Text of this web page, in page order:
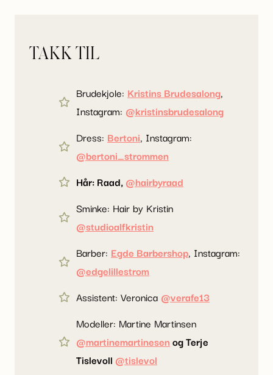
TAKK TIL
Brudekjole: Kristins Brudesalong,
Instagram: @kristinsbrudesalong
Dress: Bertoni, Instagram:
@bertoni_strommen
Hår: Raad,@hairbyraad
Sminke: Hair by Kristin
@studioalfkristin
Barber: Egde Barbershop, Instagram:
@edgelillestrom
Assistent: Veronica @verafe13
Modeller: Martine Martinsen
@martinemartinesenog Terje
Tislevoll @tislevol